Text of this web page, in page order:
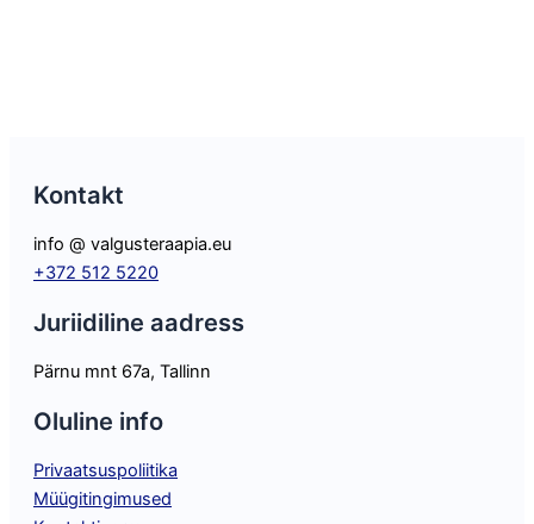
Kontakt
info @ valgusteraapia.eu
+372 512 5220
Juriidiline aadress
Pärnu mnt 67a, Tallinn
Oluline info
Privaatsuspoliitika
Müügitingimused